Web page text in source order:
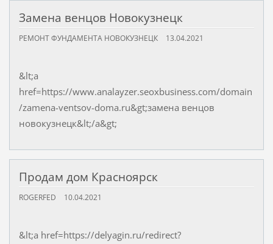
Замена венцов Новокузнецк
РЕМОНТ ФУНДАМЕНТА НОВОКУЗНЕЦК 13.04.2021
&lt;a
href=https://www.analayzer.seoxbusiness.com/domain
/zamena-ventsov-doma.ru&gt;замена венцов
новокузнецк&lt;/a&gt;
Продам дом Красноярск
ROGERFED 10.04.2021
&lt;a href=https://delyagin.ru/redirect?